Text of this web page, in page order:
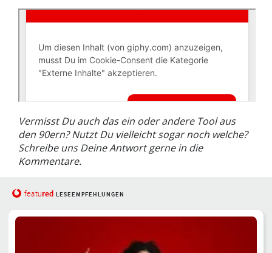
Vermisst Du auch das ein oder andere Tool aus
den 90ern? Nutzt Du vielleicht sogar noch welche?
Schreibe uns Deine Antwort gerne in die
Kommentare.
featured LESEEMPFEHLUNGEN